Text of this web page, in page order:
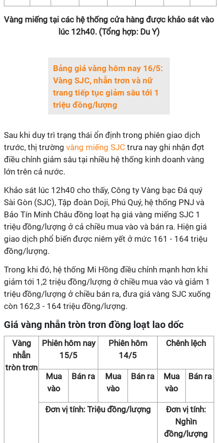
Vàng miếng tại các hệ thống cửa hàng được khảo sát vào
lúc 12h40. (Tổng hợp: Du Y)
Bảng giá vàng hôm nay 16/5:
Vàng SJC, nhẫn trơn và nữ
trang tiếp tục giảm sâu tới 1
triệu đồng/lượng
Sau khi duy trì trạng thái ổn định trong phiên giao dịch
trước, thị trường vàng miếng SJC trưa nay ghi nhận đợt
điều chỉnh giảm sâu tại nhiều hệ thống kinh doanh vàng
lớn trên cả nước.
Khảo sát lúc 12h40 cho thấy, Công ty Vàng bạc Đá quý
Sài Gòn (SJC), Tập đoàn Doji, Phú Quý, hệ thống PNJ và
Bảo Tín Minh Châu đồng loạt hạ giá vàng miếng SJC 1
triệu đồng/lượng ở cả chiều mua vào và bán ra. Hiện giá
giao dịch phổ biến được niêm yết ở mức 161 - 164 triệu
đồng/lượng.
Trong khi đó, hệ thống Mi Hồng điều chỉnh mạnh hơn khi
giảm tới 1,2 triệu đồng/lượng ở chiều mua vào và giảm 1
triệu đồng/lượng ở chiều bán ra, đưa giá vàng SJC xuống
còn 162,3 - 164 triệu đồng/lượng.
Giá vàng nhẫn tròn trơn đồng loạt lao dốc
Vàng
nhẫn
tròn trơn
Phiên hôm nay
15/5
Phiên hôm
14/5
Chênh lệch
Mua
vào
Bán ra
Mua
vào
Bán ra
Mua
vào
Bán ra
Đơn vị tính: Triệu đồng/lượng
Đơn vị tính:
Nghìn
đồng/lượng